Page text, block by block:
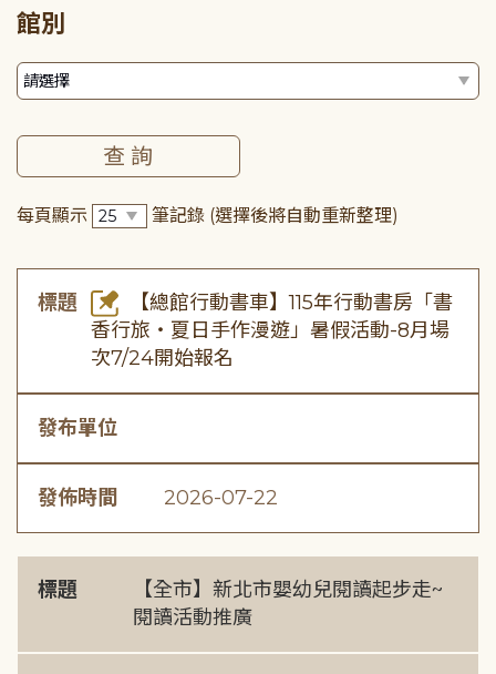
館別
每頁顯示 筆記錄 (選擇後將自動重新整理)
標題
【總館行動書車】115年行動書房「書
香行旅・夏日手作漫遊」暑假活動-8月場
次7/24開始報名
發布單位
發佈時間 2026-07-22
標題
【全市】新北市嬰幼兒閱讀起步走~
閱讀活動推廣